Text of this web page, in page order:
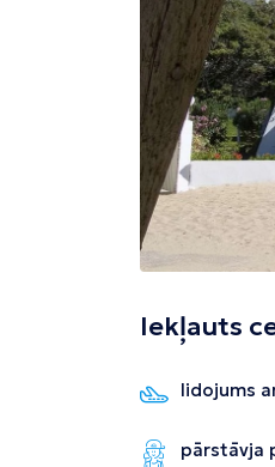
Iekļauts
lidojums
pārstāvja